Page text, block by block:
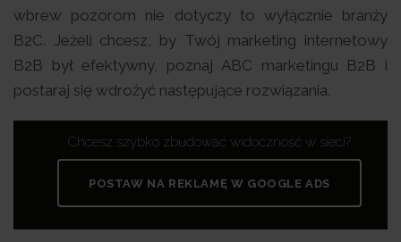
wbrew pozorom nie dotyczy to wyłącznie branży
B2C. Jeżeli chcesz, by Twój marketing internetowy
B2B był efektywny, poznaj ABC marketingu B2B i
postaraj się wdrożyć następujące rozwiązania.
Chcesz szybko zbudować widoczność w sieci?
POSTAW NA REKLAMĘ W GOOGLE ADS